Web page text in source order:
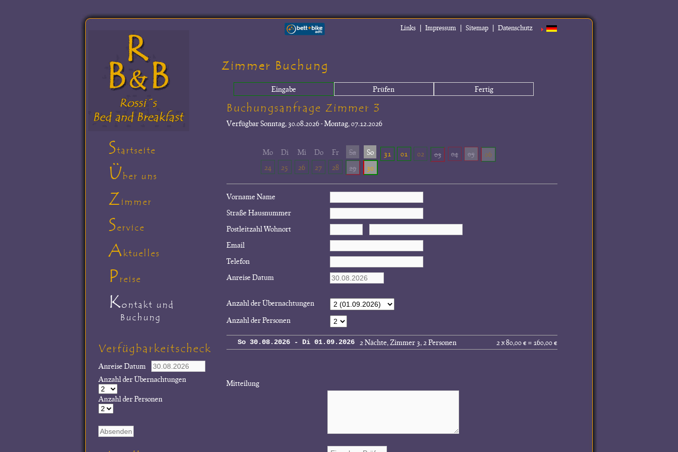
Links | Impressum | Sitemap | Datenschutz
Zimmer Buchung
Eingabe Prüfen Fertig
Buchungsanfrage Zimmer 3
VerfügbarSonntag, 30.08.2026 - Montag, 07.12.2026
Mo
24
Di
25
Mi
26
Do
27
Fr
28
Sa
29
So
30
31 01 02 03 04 05 06
Vorname Name
Straße Hausnummer
Postleitzahl Wohnort
Email
Telefon
Anreise Datum
Anzahl der Übernachtungen
Anzahl der Personen
2 Nächte, Zimmer 3, 2 Personen 2 x 80,00 € = 160,00 €
So 30.08.2026 - Di 01.09.2026
(inkl.
Mitteilung
Startseite
Über uns
Zimmer
Service
Aktuelles
Preise
Kontakt und
Buchung
Verfügbarkeitscheck
Anreise Datum
Anzahl der Übernachtungen
Anzahl der Personen